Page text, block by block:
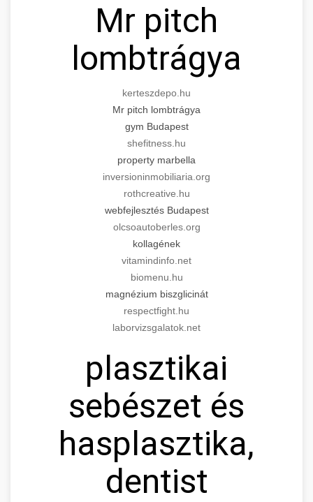
Mr pitch
lombtrágya
kerteszdepo.hu
Mr pitch lombtrágya
gym Budapest
shefitness.hu
property marbella
inversioninmobiliaria.org
rothcreative.hu
webfejlesztés Budapest
olcsoautoberles.org
kollagének
vitamindinfo.net
biomenu.hu
magnézium biszglicinát
respectfight.hu
laborvizsgalatok.net
plasztikai
sebészet és
hasplasztika,
dentist